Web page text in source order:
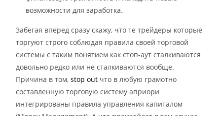
возможности для заработка.
Забегая вперед сразу скажу, что те трейдеры которые
торгуют строго соблюдая правила своей торговой
системы с таким понятием как стоп-аут сталкиваются
довольно редко или не сталкиваются вообще.
Причина в том,stop out что в любую грамотно
составленную торговую систему априори
интегрированы правила управления капиталом